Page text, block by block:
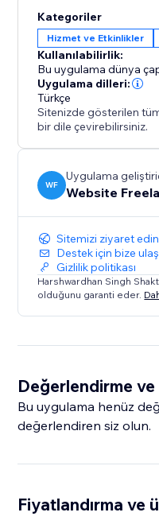
All listings are added
can either use your
optional buttons or
Kategoriler
Hizmet ve Etkinlikler
Kullanılabilirlik:
Bu uygulama dünya
Uygulama dilleri:
Türkçe
Sitenizde gösterilen
bir dile çevirebilirsiniz.
WF
Uygulama
Website
Sitemizi ziyaret edin
Destek için bize
Gizlilik politikası
Harshwardhan Singh
olduğunu garanti eder.
Değerlendirme
Bu uygulama henüz
değerlendiren siz olun.
Fiyatlandırma ve